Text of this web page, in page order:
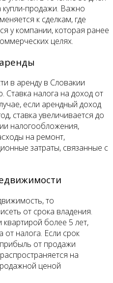
купли-продажи. Важно
к сделкам, где
у компании, которая ранее
целях.
в аренду в Словакии
налога на доход от
если арендный доход
ставка увеличивается до
налогообложения,
на ремонт,
затраты, связанные с
то
от срока владения.
более 5 лет,
налога. Если срок
от продажи
на
ценой